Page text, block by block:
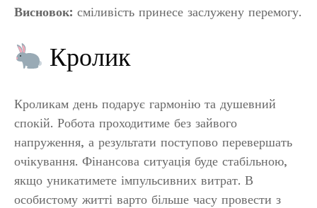
Висновок: сміливість принесе заслужену перемогу.
Кролик
Кроликам день подарує гармонію та душевний
спокій. Робота проходитиме без зайвого
напруження, а результати поступово перевершать
очікування. Фінансова ситуація буде стабільною,
якщо уникатимете імпульсивних витрат. В
особистому житті варто більше часу провести з